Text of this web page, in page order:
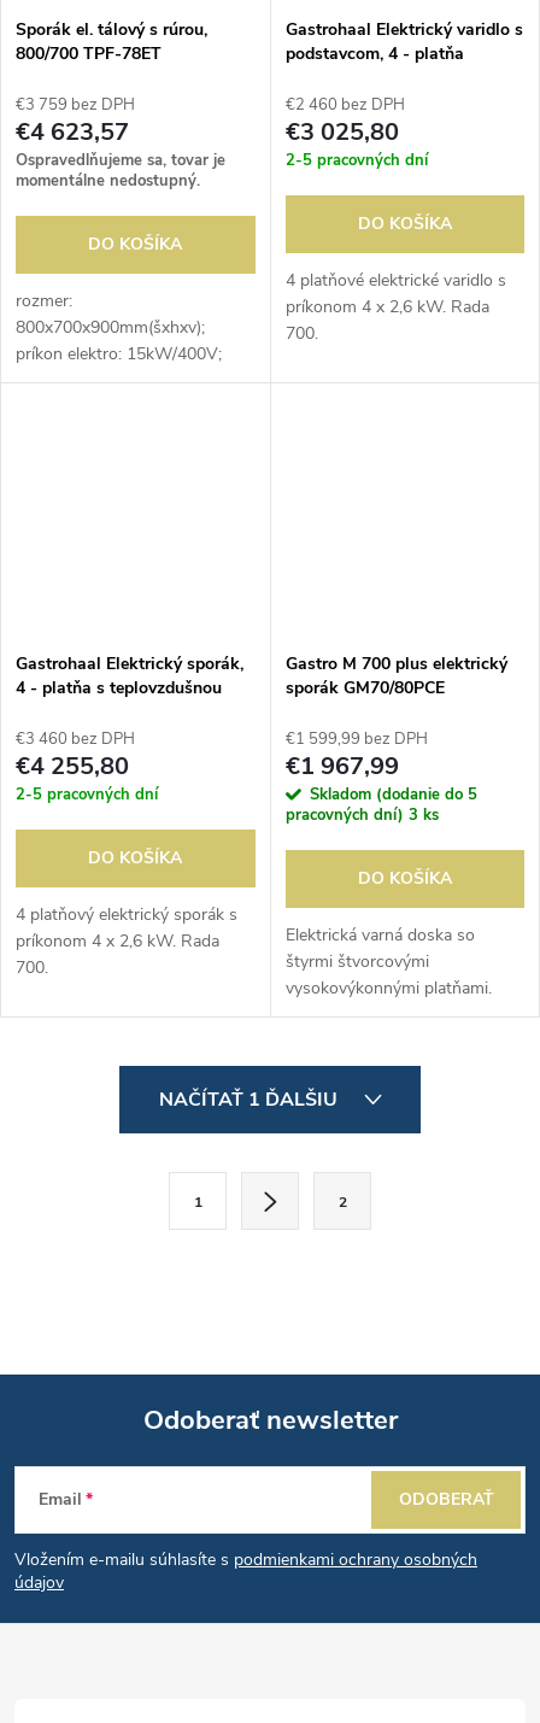
Sporák el. tálový s rúrou,
800/700 TPF-78ET
€3 759 bez DPH
€4 623,57
Ospravedlňujeme sa, tovar je
momentálne nedostupný.
DO KOŠÍKA
rozmer:
800x700x900mm(šxhxv);
príkon elektro: 15kW/400V;
elektrický príkon tálu:
Gastrohaal Elektrický varidlo s
podstavcom, 4 - platňa
€2 460 bez DPH
€3 025,80
2-5 pracovných dní
DO KOŠÍKA
4 platňové elektrické varidlo s
príkonom 4 x 2,6 kW. Rada
700.
Gastrohaal Elektrický sporák,
4 - platňa s teplovzdušnou
€3 460 bez DPH
€4 255,80
2-5 pracovných dní
DO KOŠÍKA
4 platňový elektrický sporák s
príkonom 4 x 2,6 kW. Rada
700.
Gastro M 700 plus elektrický
sporák GM70/80PCE
€1 599,99 bez DPH
€1 967,99
Skladom (dodanie do 5
pracovných dní) 3 ks
DO KOŠÍKA
Elektrická varná doska so
štyrmi štvorcovými
vysokovýkonnými platňami.
Každá platňa má nezávislý
pomocou robustných otočných
gombíkov. Má...
c
e
p
r
v
NAČÍTAŤ 1 ĎALŠIU
a
i
e
1 2
Z
á
p
Odoberať newsletter
Email
Vložením e-mailu súhlasíte s podmienkami ochrany osobných
údajov
ODOBERAŤ